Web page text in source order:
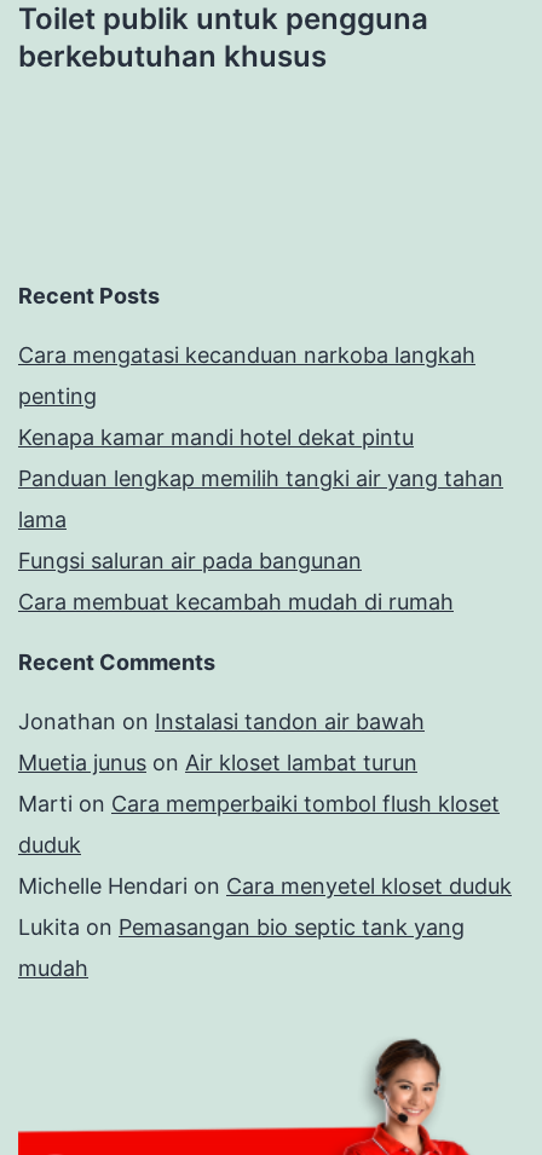
Toilet publik untuk pengguna
berkebutuhan khusus
Recent Posts
Cara mengatasi kecanduan narkoba langkah
penting
Kenapa kamar mandi hotel dekat pintu
Panduan lengkap memilih tangki air yang tahan
lama
Fungsi saluran air pada bangunan
Cara membuat kecambah mudah di rumah
Recent Comments
Jonathan on Instalasi tandon air bawah
Muetia junus on Air kloset lambat turun
Marti on Cara memperbaiki tombol flush kloset
duduk
Michelle Hendari on Cara menyetel kloset duduk
Lukita on Pemasangan bio septic tank yang
mudah